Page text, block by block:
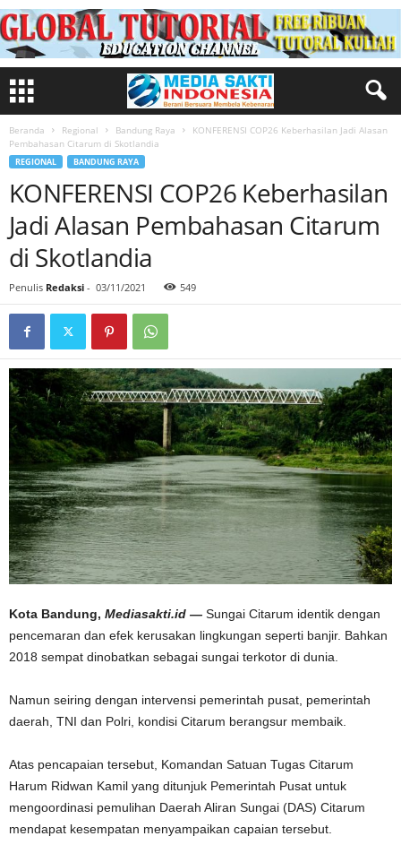
Beranda Regional Bandung Raya
KONFERENSI COP26 Keberhasilan Jadi Alasan
Pembahasan Citarum di Skotlandia
REGIONAL BANDUNG RAYA
KONFERENSI COP26 Keberhasilan
Jadi Alasan Pembahasan Citarum
di Skotlandia
Penulis Redaksi - 03/11/2021 549
Kota Bandung, Mediasakti.id — Sungai Citarum identik dengan
pencemaran dan efek kerusakan lingkungan seperti banjir. Bahkan
2018 sempat dinobatkan sebagai sungai terkotor di dunia.
Namun seiring dengan intervensi pemerintah pusat, pemerintah
daerah, TNI dan Polri, kondisi Citarum berangsur membaik.
Atas pencapaian tersebut, Komandan Satuan Tugas Citarum
Harum Ridwan Kamil yang ditunjuk Pemerintah Pusat untuk
mengoordinasi pemulihan Daerah Aliran Sungai (DAS) Citarum
mendapat kesempatan menyampaikan capaian tersebut.